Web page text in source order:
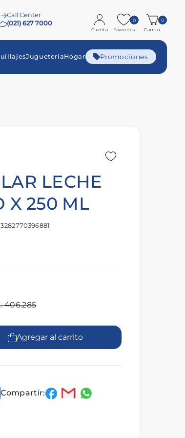
Call Center
(021) 627 7000
Cuenta Favoritos
0
Carrito
0
JugueteriaHogar Promociones
LECHE
X 250 ML
406.285
Agregar al carrito
Compartir: